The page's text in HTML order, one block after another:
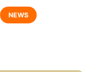
NEWS